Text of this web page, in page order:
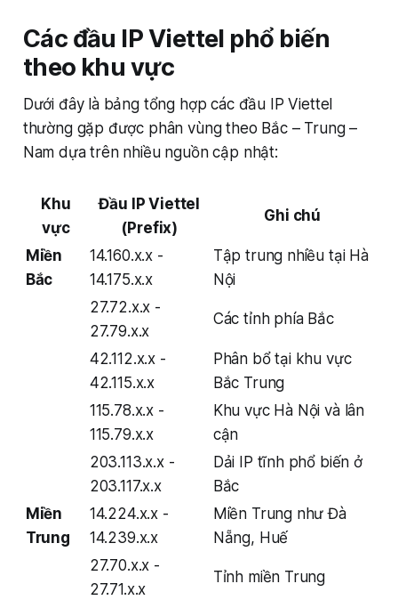
Các đầu IP Viettel phổ biến
theo khu vực
Dưới đây là bảng tổng hợp các đầu IP Viettel
thường gặp được phân vùng theo Bắc – Trung –
Nam dựa trên nhiều nguồn cập nhật:
Khu
vực
Đầu IP Viettel
(Prefix)
Ghi chú
Miền
Bắc
14.160.x.x -
14.175.x.x
Tập trung nhiều tại Hà
Nội
27.72.x.x -
27.79.x.x
Các tỉnh phía Bắc
42.112.x.x -
42.115.x.x
Phân bổ tại khu vực
Bắc Trung
115.78.x.x -
115.79.x.x
Khu vực Hà Nội và lân
cận
203.113.x.x -
203.117.x.x
Dải IP tĩnh phổ biến ở
Bắc
Miền
Trung
14.224.x.x -
14.239.x.x
Miền Trung như Đà
Nẵng, Huế
27.70.x.x -
27.71.x.x
Tỉnh miền Trung